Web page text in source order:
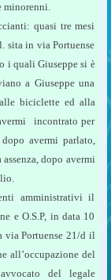
minorenni.
quasi tre mesi
sita in via Portuense
i quali Giuseppe si è
a Giuseppe una
biciclette ed alla
incontrato per
avermi parlato,
dopo avermi
amministrativi il
e O.S.P, in data 10
via Portuense 21/d il
all’occupazione del
del legale